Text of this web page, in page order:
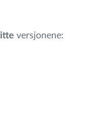
versjonene: